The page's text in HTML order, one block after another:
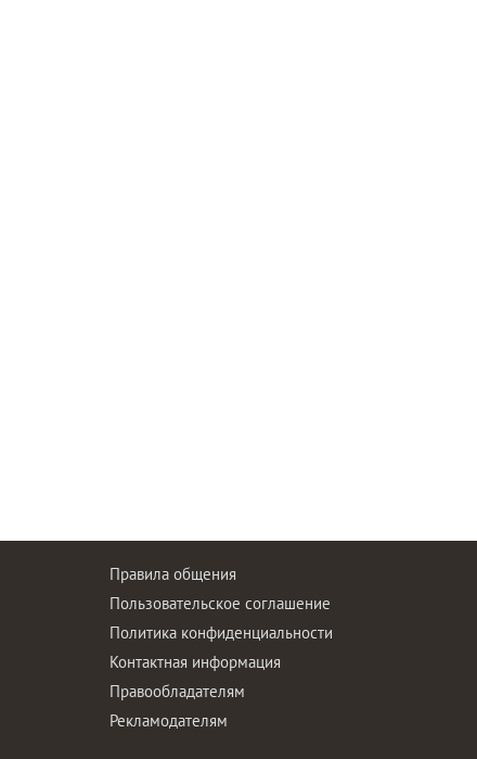
Правила общения
Пользовательское соглашение
Политика конфиденциальности
Контактная информация
Правообладателям
Рекламодателям